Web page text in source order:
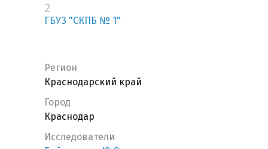
2
ГБУЗ "СКПБ № 1"
Регион
Краснодарский край
Город
Краснодар
Исследователи